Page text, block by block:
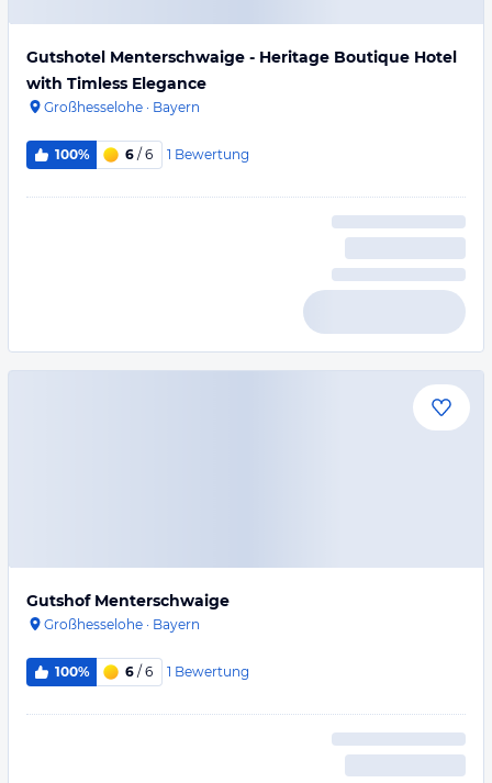
Gutshotel Menterschwaige - Heritage Boutique Hotel
with Timless Elegance
Großhesselohe · Bayern
100% 6 / 6 1 Bewertung
Gutshof Menterschwaige
Großhesselohe · Bayern
100% 6 / 6 1 Bewertung